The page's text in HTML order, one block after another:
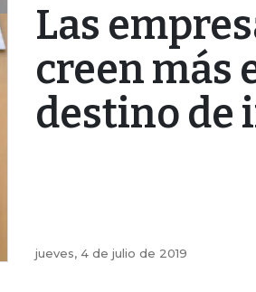
Las
creen más
destino de
jueves, 4 de julio de 2019